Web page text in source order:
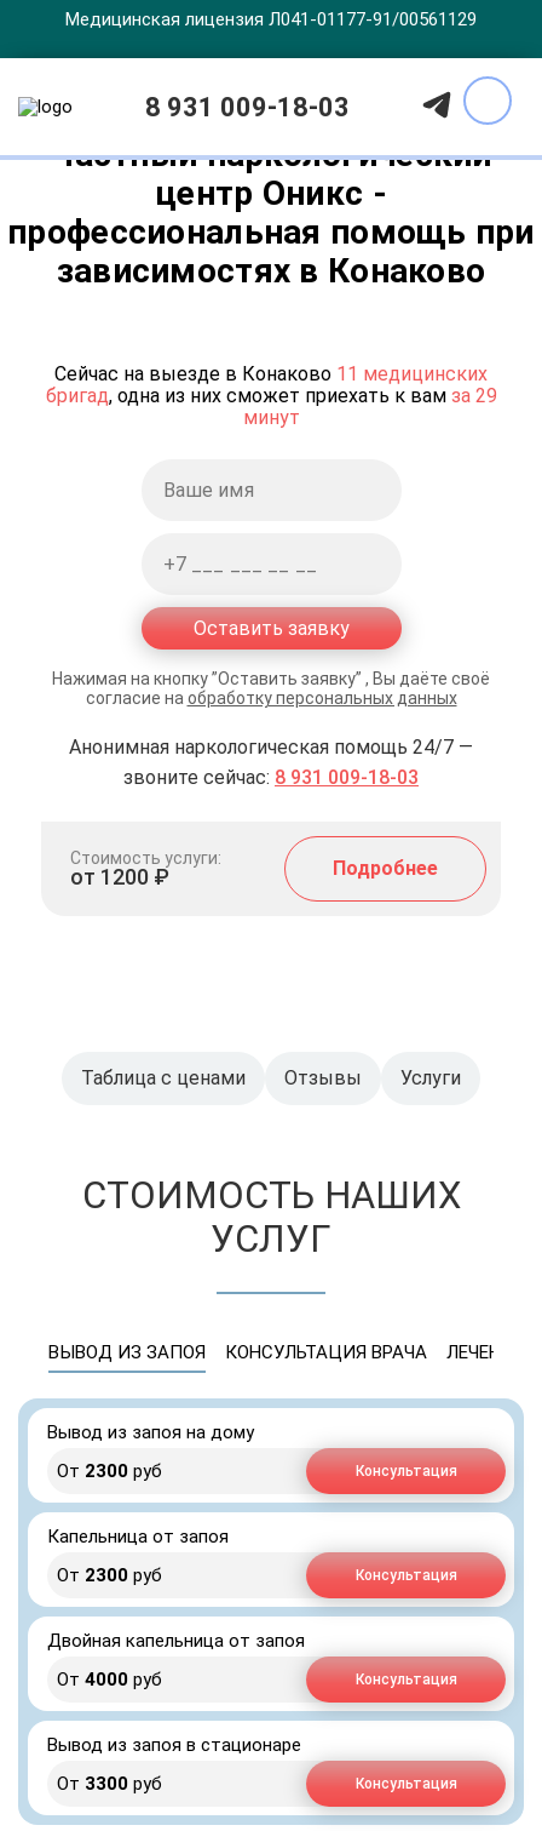
Медицинская лицензия Л041-01177-91/00561129
8 931 009-18-03
Частный наркологический
центр Оникс -
профессиональная помощь при
зависимостях в Конаково
Сейчас на выезде в Конаково 11 медицинских
бригад, одна из них сможет приехать к вам за 29
минут
Оставить заявку
Нажимая на кнопку ”Оставить заявку” , Вы даёте своё
согласие на обработку персональных данных
Анонимная наркологическая помощь 24/7 —
звоните сейчас: 8 931 009-18-03
Стоимость услуги:
от 1200 ₽ Подробнее
Таблица с ценами Отзывы Услуги
СТОИМОСТЬ НАШИХ
УСЛУГ
ВЫВОД ИЗ ЗАПОЯ КОНСУЛЬТАЦИЯ ВРАЧА ЛЕЧЕНИЕ
Вывод из запоя на дому
От 2300 руб Консультация
Капельница от запоя
От 2300 руб Консультация
Двойная капельница от запоя
От 4000 руб Консультация
Вывод из запоя в стационаре
От 3300 руб Консультация